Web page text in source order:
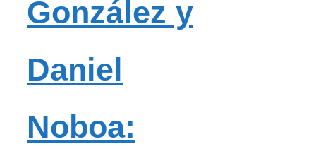
González y
Daniel
Noboa: